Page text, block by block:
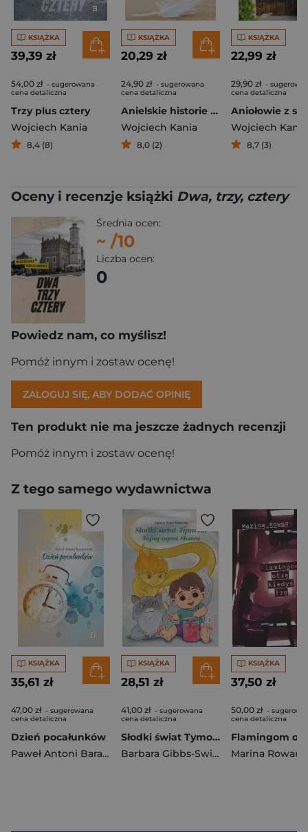
KSIĄŻKA
39,39 zł
54,00 zł - sugerowana
cena detaliczna
Trzy plus cztery
Wojciech Kania
8,4 (8)
KSIĄŻKA
20,29 zł
24,90 zł - sugerowana
cena detaliczna
Anielskie historie piórem pisane
Wojciech Kania
8,0 (2)
KSIĄŻKA
22,99 zł
29,90 zł -
cena detaliczna
Wojciech Kania
8,7 (3)
Oceny i recenzje książki Dwa, trzy, cztery
Średnia ocen:
~ /10
Liczba ocen:
0
Powiedz nam, co myślisz!
Pomóż innym i zostaw ocenę!
ZALOGUJ SIĘ, ABY DODAĆ OPINIĘ
Ten produkt nie ma jeszcze żadnych recenzji
Pomóż innym i zostaw ocenę!
Z tego samego wydawnictwa
KSIĄŻKA
35,61 zł
47,00 zł - sugerowana
cena detaliczna
Dzień pocałunków
Paweł Antoni Baranowski
KSIĄŻKA
28,51 zł
41,00 zł - sugerowana
cena detaliczna
Słodki świat Tymona Tajny agent Słońca
Barbara Gibbs-Swiderski
KSIĄŻKA
37,50 zł
50,00 zł -
cena detaliczna
Marina Rowan